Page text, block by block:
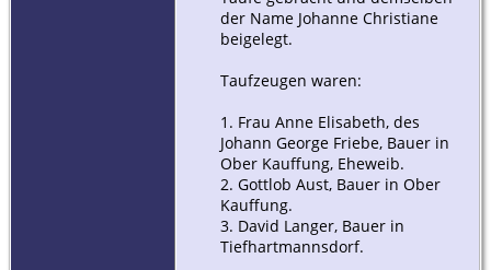
der Name Johanne Christiane
beigelegt.
Taufzeugen waren:
1. Frau Anne Elisabeth, des
Johann George Friebe, Bauer in
Ober Kauffung, Eheweib.
2. Gottlob Aust, Bauer in Ober
Kauffung.
3. David Langer, Bauer in
Tiefhartmannsdorf.